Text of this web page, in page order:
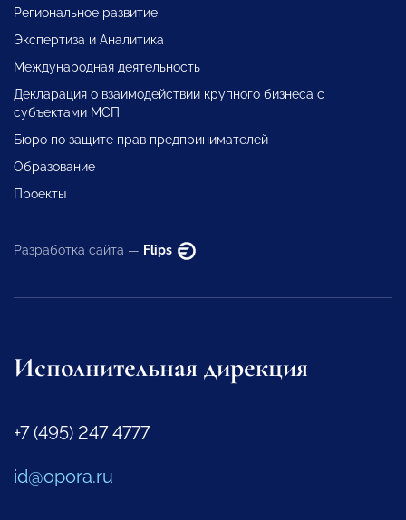
Региональное развитие
Экспертиза и Аналитика
Международная деятельность
Декларация о взаимодействии крупного бизнеса с
субъектами МСП
Бюро по защите прав предпринимателей
Образование
Проекты
Разработка сайта — Flips
Исполнительная дирекция
+7 (495) 247 4777
id@opora.ru